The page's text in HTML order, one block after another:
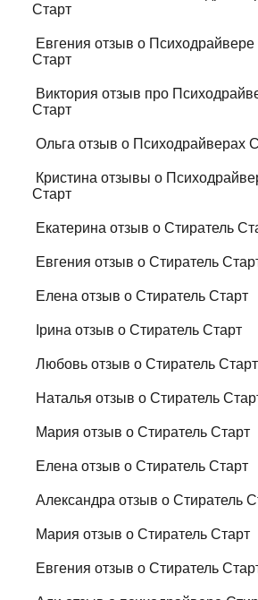
Старт
Евгения отзыв о Психодрайвере
Старт
Виктория отзыв про
Старт
Ольга отзыв о Психодрайверах
Кристина отзывы о
Старт
Екатерина отзыв о Стиратель
Евгения отзыв о Стиратель
Елена отзыв о Стиратель Старт
Ірина отзыв о Стиратель Старт
Любовь отзыв о Стиратель Старт
Наталья отзыв о Стиратель
Мария отзыв о Стиратель Старт
Елена отзыв о Стиратель Старт
Александра отзыв о Стиратель
Мария отзыв о Стиратель Старт
Евгения отзыв о Стиратель